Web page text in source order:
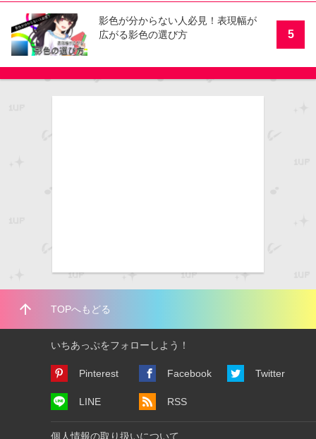
影色が分からない人必見！表現幅が
広がる影色の選び方
5
arrow_upward TOPへもどる
いちあっぷをフォローしよう！
Pinterest Facebook Twitter
LINE RSS
個人情報の取り扱いについて